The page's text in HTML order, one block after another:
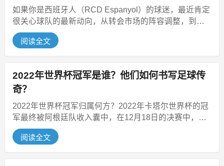
如果你是西班牙人（RCD Espanyol）的球迷，最近肯定
很关心球队的最新动向，从转会市场的阵容调整，到西
甲赛场的战绩走势，再...
阅读全文
2022年世界杯冠军是谁？他们如何书写足球传
奇？
2022年世界杯冠军归属何方？2022年卡塔尔世界杯的冠
军最终被阿根廷队收入囊中，在12月18日的决赛中，阿
根廷与法国上演了一场...
阅读全文